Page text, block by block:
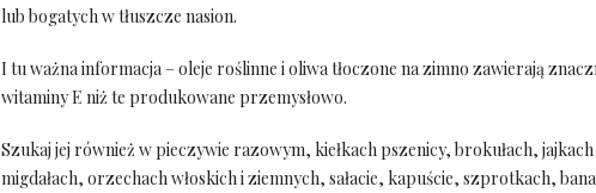
lub bogatych w tłuszcze nasion.
I tu ważna informacja – oleje roślinne i oliwa tłoczone na zimno zawierają
witaminy E niż te produkowane przemysłowo.
Szukaj jej również w pieczywie razowym, kiełkach pszenicy, brokułach,
migdałach, orzechach włoskich i ziemnych, sałacie, kapuście, szprotkach,